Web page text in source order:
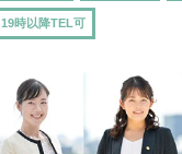
19時以降TEL可